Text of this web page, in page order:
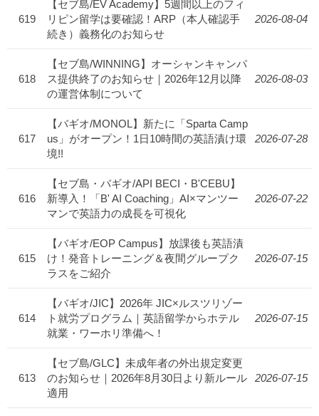
619
【セブ島/EV Academy】5週間以上のフィ
リピン留学は要確認！ARP（本人確認手
続き）義務化のお知らせ
2026-08-04
618
【セブ島/WINNING】オーシャンキャンパ
ス提供終了のお知らせ｜2026年12月以降
の運営体制について
2026-08-03
617
【バギオ/MONOL】新たに「Sparta Camp
us」がオープン！1日10時間の英語漬け環
境!!
2026-07-28
616
【セブ島・バギオ/API BECI・B'CEBU】
新導入！「B' AI Coaching」AI×マンツー
マンで英語力の成長を可視化
2026-07-22
615
【バギオ/EOP Campus】放課後も英語漬
け！発音トレーニング＆夜間グループク
ラスをご紹介
2026-07-15
614
【バギオ/JIC】2026年 JIC×ルスツリゾー
ト就労プログラム｜英語留学からホテル
就業・ワーホリ準備へ！
2026-07-15
613
【セブ島/GLC】未成年者の外出規定変更
のお知らせ｜2026年8月30日より新ルール
適用
2026-07-15